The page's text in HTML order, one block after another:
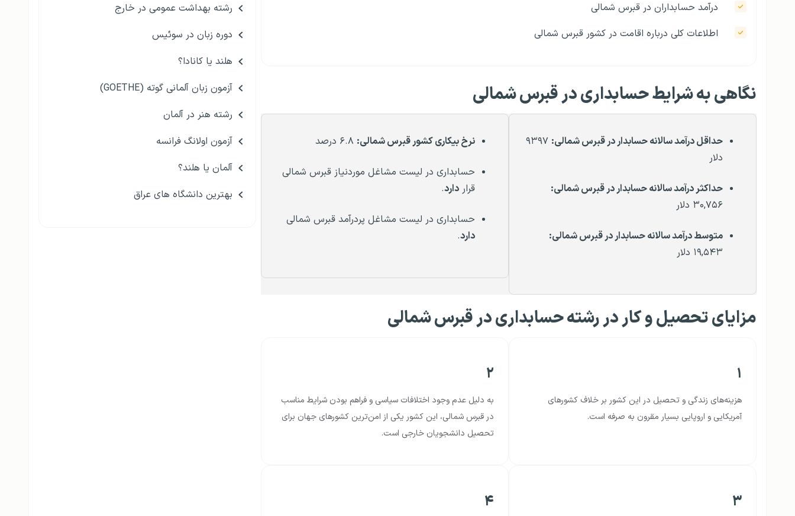
درآمد حسابداران در قبرس شمالی
اطلاعات کلی درباره اقامت در کشور قبرس شمالی
نگاهی به شرایط حسابداری در قبرس شمالی
حداقل درآمد سالانه حسابدار در قبرس شمالی: ۹۳۹۷
دلار
حداکثر درآمد سالانهحسابدار در قبرس شمالی:
۳۰,۷۵۶ دلار
متوسط درآمد سالانهحسابدار در قبرس شمالی:
۱۹,۵۴۳ دلار
نرخ بیکاری کشور قبرس شمالی:
حسابداری در لیست مشاغل موردنیاز قبرس شمالی
قرار دارد.
حسابداری در لیست مشاغل پردرآمد قبرس شمالی
دارد.
مزایای تحصیل و کار در رشته حسابداری در قبرس شمالی
۱
هزینه‌های زندگی و تحصیل در این کشور بر خلاف کشورهای
آمریکایی و اروپایی بسیار مقرون به صرفه است.
۲
به دلیل عدم وجود اختلافات سیاسی و فراهم بودن شرایط مناسب
در قبرس شمالی، این کشور یکی از امن‌ترین کشورهای جهان برای
تحصیل دانشجویان خارجی است.
۳ ۴
رشته بهداشت عمومی در خارج
دوره زبان در سوئیس
هلند یا کانادا؟
آزمون زبان آلمانی گوته (GOETHE)
رشته هنر در آلمان
آزمون اولانگ فرانسه
آلمان یا هلند؟
بهترین دانشگاه های عراق